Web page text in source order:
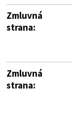
Zmluvná
strana:
Zmluvná
strana: